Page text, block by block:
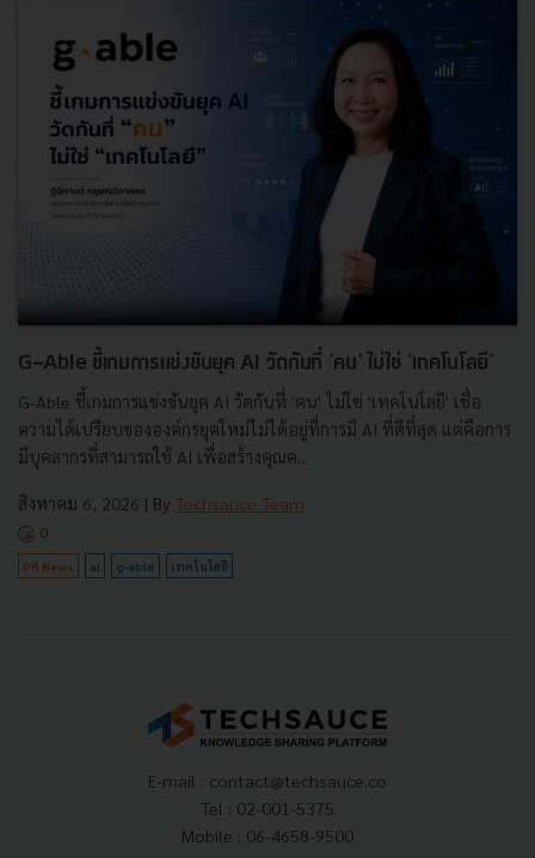
G-Able ชี้เกมการแข่งขันยุค AI วัดกันที่ 'คน' ไม่ใช่ 'เทคโนโลยี'
G-Able ชี้เกมการแข่งขันยุค AI วัดกันที่ 'คน' ไม่ใช่ 'เทคโนโลยี' เชื่อ
ความได้เปรียบขององค์กรยุคใหม่ไม่ได้อยู่ที่การมี AI ที่ดีที่สุด แต่คือการ
มีบุคลากรที่สามารถใช้ AI เพื่อสร้างคุณค...
สิงหาคม 6, 2026 | By Techsauce Team
0
PR News ai g-able เทคโนโลยี
E-mail : contact@techsauce.co
Tel : 02-001-5375
Mobile : 06-4658-9500